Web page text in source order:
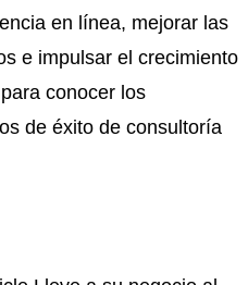
en línea, mejorar las
e impulsar el crecimiento
conocer los
de éxito de consultoría